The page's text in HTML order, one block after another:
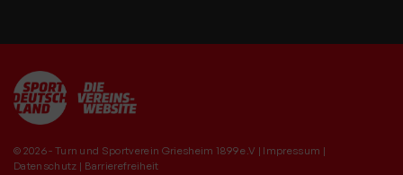
© 2026 - Turn und Sportverein Griesheim 1899 e.V | Impressum |
Datenschutz | Barrierefreiheit